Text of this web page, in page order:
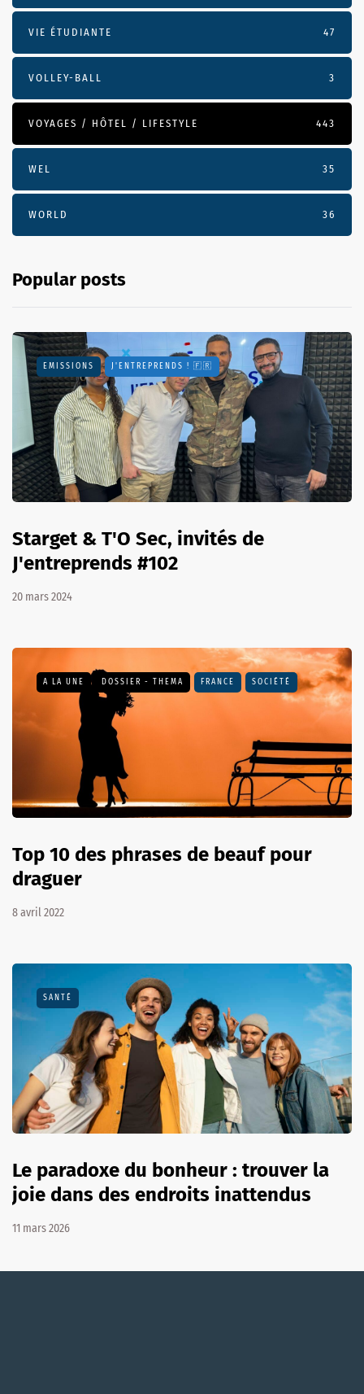
VIE ÉTUDIANTE 47
VOLLEY-BALL 3
VOYAGES / HÔTEL / LIFESTYLE 443
WEL 35
WORLD 36
Popular posts
EMISSIONS J'ENTREPRENDS ! 🇫🇷
Starget & T'O Sec, invités de
J'entreprends #102
20 mars 2024
A LA UNE DOSSIER - THEMA FRANCE SOCIÉTÉ
Top 10 des phrases de beauf pour
draguer
8 avril 2022
SANTÉ
Le paradoxe du bonheur : trouver la
joie dans des endroits inattendus
11 mars 2026